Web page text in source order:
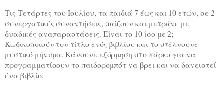
Τις Τετάρτες του Ιουλίου, τα παιδιά 7 έως και 10 ετών, σε 2
συνεργατικές συναντήσεις, παίζουν και μετράνε με
δυαδικές αναπαραστάσεις. Είναι το 10 ίσο με 2;
Κωδικοποιούν τον τίτλο ενός βιβλίου και το στέλνουνε
μυστικό μήνυμα. Κάνουνε εξόρμηση στο πάρκο για να
προγραμματίσουν το παιδορομπότ να βρει και να δανειστεί
ένα βιβλίο.